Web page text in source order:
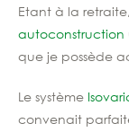
Etant à la
autoconstruction
que je possède
Le système
convenait